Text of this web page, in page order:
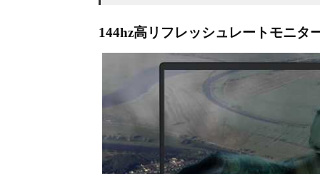
144hz高リフレッシュレートモニタ